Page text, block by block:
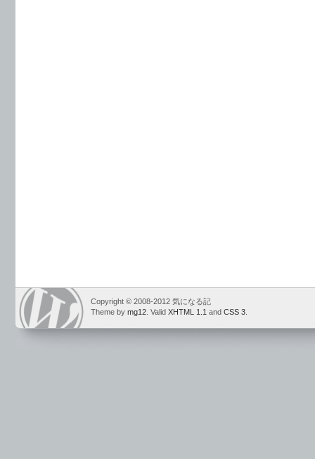
Copyright © 2008-2012 気になる記
Theme by mg12 . Valid XHTML 1.1 and CSS 3